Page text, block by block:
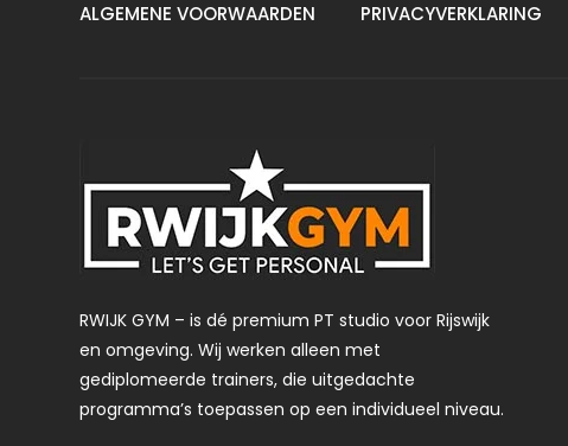
ALGEMENE VOORWAARDEN PRIVACYVERKLARING
RWIJK GYM – is dé premium PT studio voor Rijswijk
en omgeving. Wij werken alleen met
gediplomeerde trainers, die uitgedachte
programma’s toepassen op een individueel niveau.